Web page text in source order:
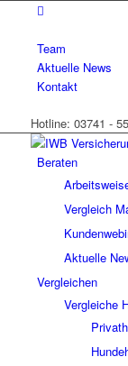
Team
Aktuelle News
Kontakt
Hotline: 03741 -
Beraten
Vergleich
Aktuelle
Vergleichen
Vergleiche